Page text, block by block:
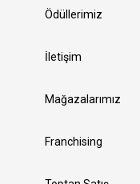
Ödüllerimiz
İletişim
Mağazalarımız
Franchising